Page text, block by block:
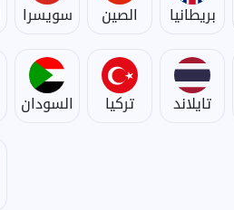
بريطانيا الصين سويسرا
تايلاند تركيا السودان